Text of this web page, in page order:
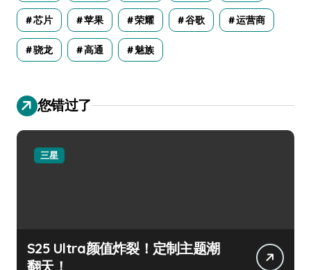
芯片 苹果 荣耀 谷歌 运营商
骁龙 高通 魅族
您错过了
三星
S25 Ultra颜值炸裂！定制主题潮
翻天！